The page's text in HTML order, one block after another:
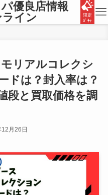
優良店情報
イン
限定
ｶﾞﾁｬ
リアルコレクシ
ドは？封入率は？
段と買取価格を調
月26日